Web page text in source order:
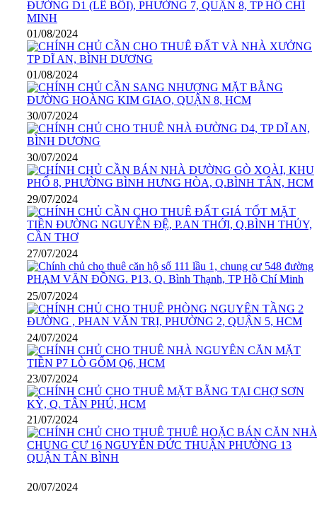
BÁN ĐẤT SỔ ĐỎ – AGORA CITY THỦ THỪA, LONG AN
Cho thuê nhà liền kề Tổng cục 5 Tân triều, 7 tầng, có thể thuê theo
Cần bán lô đất 1341m2 mặt tiền quốc lộ 56, xã Hòa Long, Bà Rịa,
Chính chủ cho thuê nhà mặt đường đôi Tân Mai, Hà Nội
Cần bán mảnh đất số 39b , ngõ 200, đường Vĩnh Hưng (Vĩnh Tuy,
Chính chủ cho thuê nhà 5 tầng mặt phố Nguyễn Siêu, Hoàn Kiếm,
Chính chủ bán lô đất đẹp 26000m2 tại phường Lộc Phát, Bảo Lộc,
CHÍNH CHỦ BÁN NHÀ MỚI XÂY – HƠN 8 TỶ Số 1, ngõ 46
Chính chủ cho thuê căn hộ khép kín tầng 1 số nhà 60A ngõ 141
Chính chủ bán mảnh đất trung tâm phường Lê Hồng Phong, Phủ
01/08/2024
01/08/2024
30/07/2024
30/07/2024
29/07/2024
27/07/2024
25/07/2024
24/07/2024
23/07/2024
21/07/2024
20/07/2024